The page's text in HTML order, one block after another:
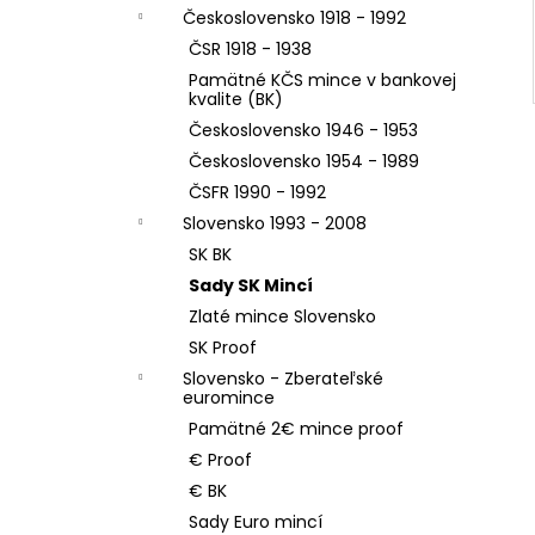
Československo 1918 - 1992
ČSR 1918 - 1938
Pamätné KČS mince v bankovej
kvalite (BK)
Československo 1946 - 1953
Československo 1954 - 1989
ČSFR 1990 - 1992
Slovensko 1993 - 2008
SK BK
Sady SK Mincí
Zlaté mince Slovensko
SK Proof
Slovensko - Zberateľské
euromince
Pamätné 2€ mince proof
€ Proof
€ BK
Sady Euro mincí